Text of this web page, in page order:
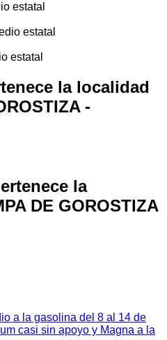
estatal
estatal
estatal
la localidad
-
la
DE GOROSTIZA
a la gasolina del 8 al 14 de
casi sin apoyo y Magna a la